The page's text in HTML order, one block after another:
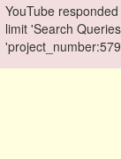
YouTube
limit 'Search